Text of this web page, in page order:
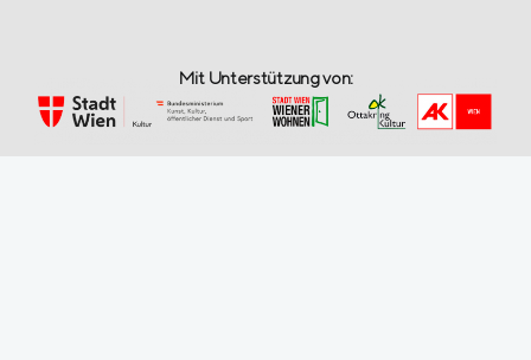
Mit Unterstützung von: